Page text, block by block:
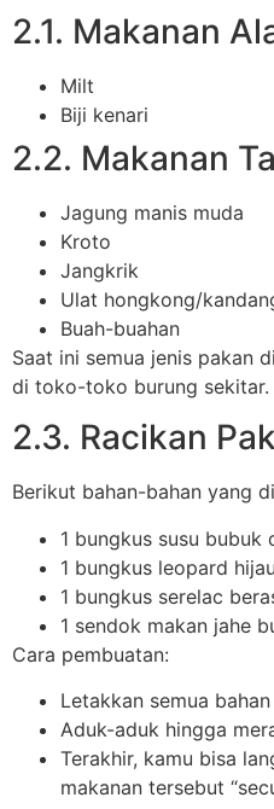
2.1. Makanan
Milt
Biji kenari
2.2. Makanan
Jagung manis muda
Kroto
Jangkrik
Ulat hongkong/
Buah-buahan
Saat ini semua jenis pakan
di toko-toko burung sekitar.
2.3. Racikan
Berikut bahan-bahan yang
1 bungkus susu
1 bungkus leopard
1 bungkus serelac
1 sendok makan jahe
Cara pembuatan:
Letakkan semua
Aduk-aduk hingga
Terakhir, kamu bisa
makanan tersebut